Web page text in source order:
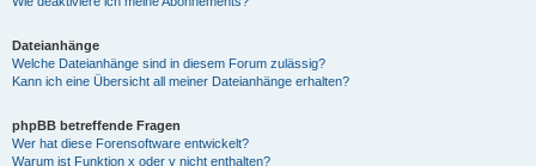
Dateianhänge
Welche Dateianhänge sind in diesem Forum zulässig?
Kann ich eine Übersicht all meiner Dateianhänge erhalten?
phpBB betreffende Fragen
Wer hat diese Forensoftware entwickelt?
Warum ist Funktion x oder y nicht enthalten?